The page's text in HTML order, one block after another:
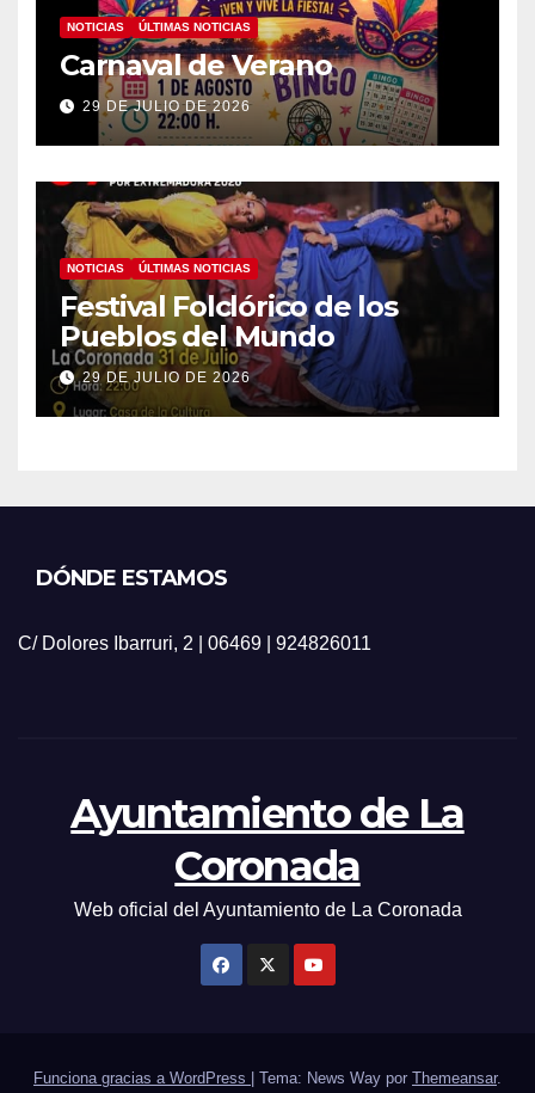
NOTICIAS ÚLTIMAS NOTICIAS
Carnaval de Verano
29 DE JULIO DE 2026
NOTICIAS ÚLTIMAS NOTICIAS
Festival Folclórico de los
Pueblos del Mundo
29 DE JULIO DE 2026
DÓNDE ESTAMOS
C/ Dolores Ibarruri, 2 | 06469 | 924826011
Ayuntamiento de La
Coronada
Web oficial del Ayuntamiento de La Coronada
Funciona gracias a WordPress Tema: News Way por Themeansar.